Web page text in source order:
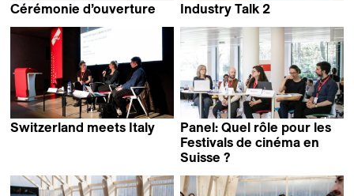
Cérémonie d’ouverture Industry Talk 2
Switzerland meets Italy
Panel: Quel rôle pour les
Festivals de cinéma en
Suisse ?